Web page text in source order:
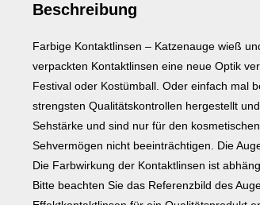
Beschreibung
Farbige Kontaktlinsen – Katzenauge wieß
verpackten Kontaktlinsen eine neue Optik
Festival oder Kostümball. Oder einfach mal
strengsten Qualitätskontrollen hergestellt
Sehstärke und sind nur für den
Sehvermögen nicht beeinträchtigen. Die
Die Farbwirkung der Kontaktlinsen ist
Bitte beachten Sie das Referenzbild des